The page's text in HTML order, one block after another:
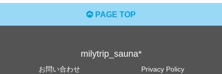
PAGE TOP
milytrip_sauna*
お問い合わせ
Privacy Policy